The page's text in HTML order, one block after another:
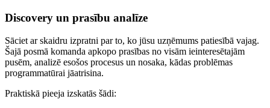
Discovery un prasību analīze
Sāciet ar skaidru izpratni par to, ko jūsu uzņēmums patiesībā vajag.
Šajā posmā komanda apkopo prasības no visām ieinteresētajām
pusēm, analizē esošos procesus un nosaka, kādas problēmas
programmatūrai jāatrisina.
Praktiskā pieeja izskatās šādi: